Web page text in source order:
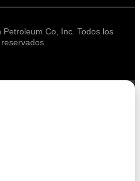
Co, Inc. Todos los